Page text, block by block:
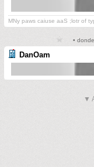
MNy paws caiuse aaS ;lotr of
•
DanOam
▼